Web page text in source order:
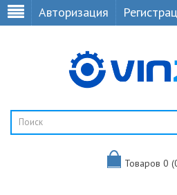
Авторизация
Товаров 0